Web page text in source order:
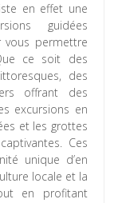
en effet une
guidées
vous permettre
ce soit des
des
offrant des
excursions en
et les grottes
Ces
unique d’en
locale et la
en profitant